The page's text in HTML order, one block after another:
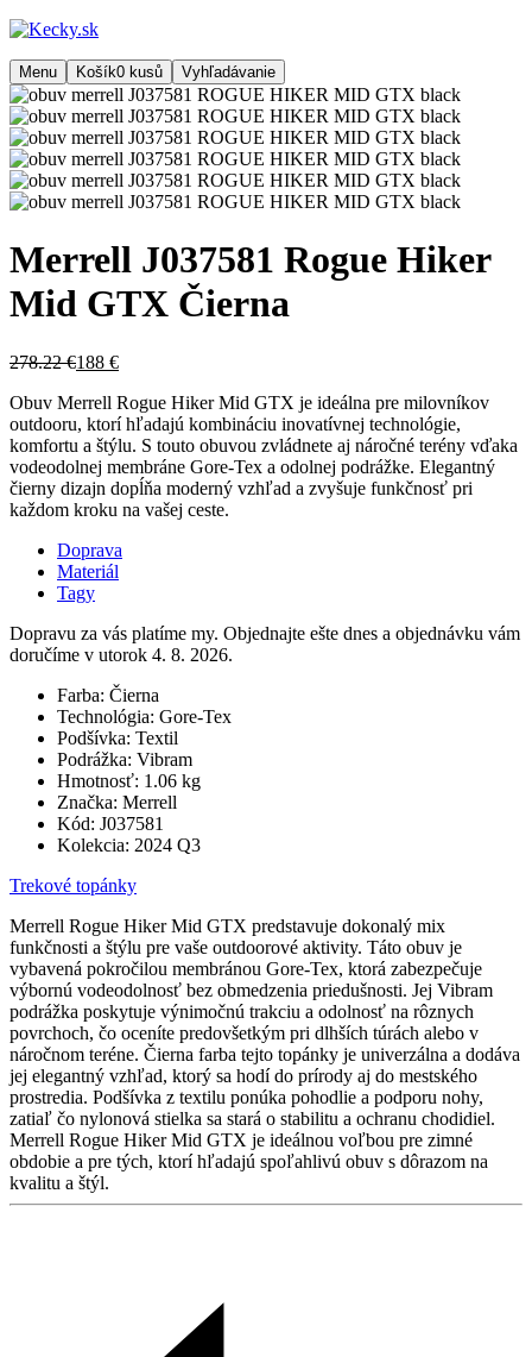
Menu Košík0 kusů Vyhľadávanie
Merrell J037581 Rogue Hiker
Mid GTX Čierna
278.22 €188 €
Obuv Merrell Rogue Hiker Mid GTX je ideálna pre milovníkov
outdooru, ktorí hľadajú kombináciu inovatívnej technológie,
komfortu a štýlu. S touto obuvou zvládnete aj náročné terény vďaka
vodeodolnej membráne Gore-Tex a odolnej podrážke. Elegantný
čierny dizajn dopĺňa moderný vzhľad a zvyšuje funkčnosť pri
každom kroku na vašej ceste.
Doprava
Materiál
Tagy
Dopravu za vás platíme my. Objednajte ešte dnes a objednávku vám
doručíme v utorok 4. 8. 2026.
Farba: Čierna
Technológia: Gore-Tex
Podšívka: Textil
Podrážka: Vibram
Hmotnosť: 1.06 kg
Značka: Merrell
Kód: J037581
Kolekcia: 2024 Q3
Trekové topánky
Merrell Rogue Hiker Mid GTX predstavuje dokonalý mix
funkčnosti a štýlu pre vaše outdoorové aktivity. Táto obuv je
vybavená pokročilou membránou Gore-Tex, ktorá zabezpečuje
výbornú vodeodolnosť bez obmedzenia priedušnosti. Jej Vibram
podrážka poskytuje výnimočnú trakciu a odolnosť na rôznych
povrchoch, čo oceníte predovšetkým pri dlhších túrách alebo v
náročnom teréne. Čierna farba tejto topánky je univerzálna a dodáva
jej elegantný vzhľad, ktorý sa hodí do prírody aj do mestského
prostredia. Podšívka z textilu ponúka pohodlie a podporu nohy,
zatiaľ čo nylonová stielka sa stará o stabilitu a ochranu chodidiel.
Merrell Rogue Hiker Mid GTX je ideálnou voľbou pre zimné
obdobie a pre tých, ktorí hľadajú spoľahlivú obuv s dôrazom na
kvalitu a štýl.